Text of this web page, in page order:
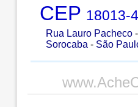
CEP 18013-
Rua Lauro Pacheco-
Sorocaba - São